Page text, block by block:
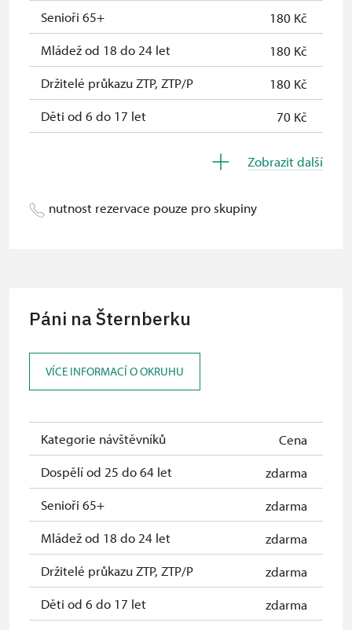
Průkaz Náš člověk *
zdarma
* Platí pouze pro jednu osobu
(držitele průkazu)
Senioři 65+
180 Kč
Mládež od 18 do 24 let
180 Kč
Držitelé průkazu ZTP, ZTP/P
180 Kč
Děti od 6 do 17 let
70 Kč
Pedagogický dozor (pro školní
ČR *
Průkaz ICOMOS *
Celoroční volné vstupenky vydané
NPÚ
zdarma
Jednorázové vstupenky vydané NPÚ
zdarma
Průkaz zaměstnance NPÚ (+ až 3
rodinní příslušníci)
zdarma
Průkaz Náš člověk *
zdarma
* Platí pouze pro jednu osobu
(držitele průkazu)
Zobrazit další
nutnost rezervace pouze pro skupiny
Páni na Šternberku
VÍCE INFORMACÍ O OKRUHU
Kategorie návštěvníků
Cena
Dospělí od 25 do 64 let
zdarma
Senioři 65+
zdarma
Mládež od 18 do 24 let
zdarma
Držitelé průkazu ZTP, ZTP/P
zdarma
Děti od 6 do 17 let
zdarma